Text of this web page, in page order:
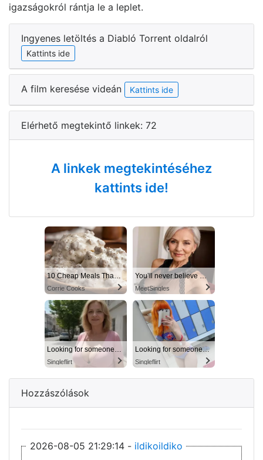
igazságokról rántja le a leplet.
Ingyenes letöltés a Diabló Torrent oldalról
Kattints ide
A film keresése videán Kattints ide
Elérhető megtekintő linkek: 72
A linkek megtekintéséhez
kattints ide!
10 Cheap Meals That Taste Like a Million Bucks
Corrie Cooks
You’ll never believe why I moved to… Columbus
MeetSingles
Looking for someone in Columbus today
Singleflirt
Looking for someone in Columbus today
Singleflirt
Hozzászólások
2026-08-05 21:29:14 - ildikoildiko